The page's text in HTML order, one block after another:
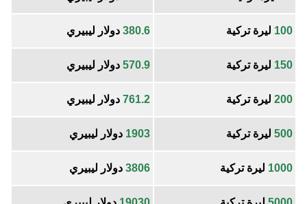
100 ليرة تركية 380.6 دولار ليبيري
150 ليرة تركية 570.9 دولار ليبيري
200 ليرة تركية 761.2 دولار ليبيري
500 ليرة تركية 1903 دولار ليبيري
1000 ليرة تركية 3806 دولار ليبيري